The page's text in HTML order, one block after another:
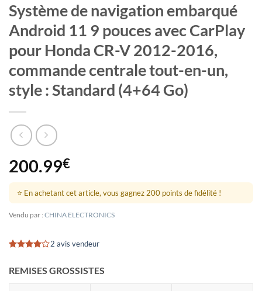
Système de navigation embarqué
Android 11 9 pouces avec CarPlay
pour Honda CR-V 2012-2016,
commande centrale tout-en-un,
style : Standard (4+64 Go)
200.99€
⭐ En achetant cet article, vous gagnez 200 points de fidélité !
Vendu par : CHINA ELECTRONICS
basé sur
2 avis vendeur
REMISES GROSSISTES